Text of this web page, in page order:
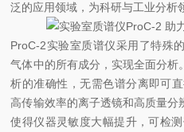
泛的应用领域，为科研与工业分析
ProC-2实验室质谱仪采用了特殊
气体中的所有成分，实现全面分
析的准确性，无需色谱分离即可
高传输效率的离子透镜和高质量分
使得仪器灵敏度大幅提升，可检